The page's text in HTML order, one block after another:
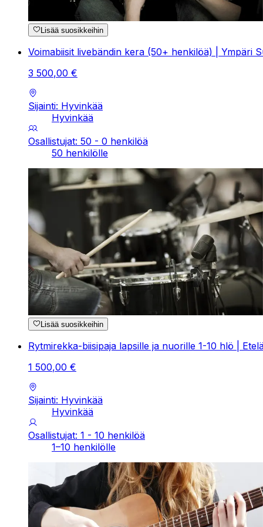
Lisää suosikkeihin
Voimabiisit livebändin kera (50+ henkilöä) | Ympäri
3 500,00 €
Sijainti: Hyvinkää
Hyvinkää
Osallistujat: 50 - 0 henkilöä
50 henkilölle
Lisää suosikkeihin
Rytmirekka-biisipaja lapsille ja nuorille 1-10 hlö |
1 500,00 €
Sijainti: Hyvinkää
Hyvinkää
Osallistujat: 1 - 10 henkilöä
1–10 henkilölle